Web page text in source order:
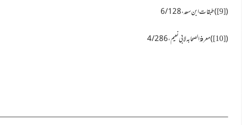
(
[9])طبقات ابن سعد، 6/128
(
[10])معرفۃ الصحابہ لابی نعیم، 4/286